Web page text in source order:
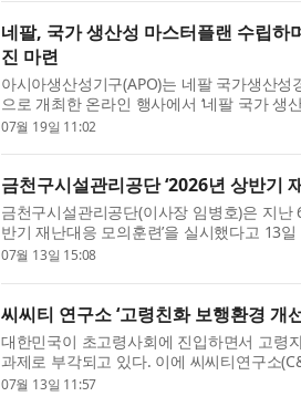
네팔, 국가 생산성 마스터플랜 수립하
진 마련
아시아생산성기구(APO)는 네팔 국가생산성
으로 개최한 온라인 행사에서 ‘네팔 국가 생
Productivity Master Plan for Nepal 2026-
07월 19일 11:02
금천구시설관리공단 ‘2026년 상반기
금천구시설관리공단(이사장 임병호)은 지
반기 재난대응 모의훈련’을 실시했다고 13
관련 법령에 따라 진행됐으며...
07월 13일 15:08
씨씨티 연구소 ‘고령친화 보행환경 개
대한민국이 초고령사회에 진입하면서 고령
과제로 부각되고 있다. 이에 씨씨티연구소
‘고령친화 보행환경 개선사업’을 지...
07월 13일 11:57